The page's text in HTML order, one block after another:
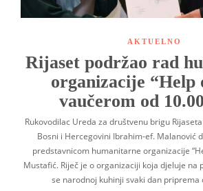
AKTUELNO
Rijaset podržao rad
organizacije “Help
vaučerom od
Rukovodilac Ureda za društvenu brigu
Bosni i Hercegovini Ibrahim-ef. Malanović
predstavnicom humanitarne organizacije
Mustafić. Riječ je o organizaciji koja djeluje na
se narodnoj kuhinji svaki dan priprema